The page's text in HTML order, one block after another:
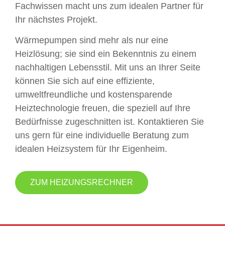
Fachwissen macht uns zum idealen Partner für
Ihr nächstes Projekt.
Wärmepumpen sind mehr als nur eine
Heizlösung; sie sind ein Bekenntnis zu einem
nachhaltigen Lebensstil. Mit uns an Ihrer Seite
können Sie sich auf eine effiziente,
umweltfreundliche und kostensparende
Heiztechnologie freuen, die speziell auf Ihre
Bedürfnisse zugeschnitten ist. Kontaktieren Sie
uns gern für eine individuelle Beratung zum
idealen Heizsystem für Ihr Eigenheim.
ZUM HEIZUNGSRECHNER